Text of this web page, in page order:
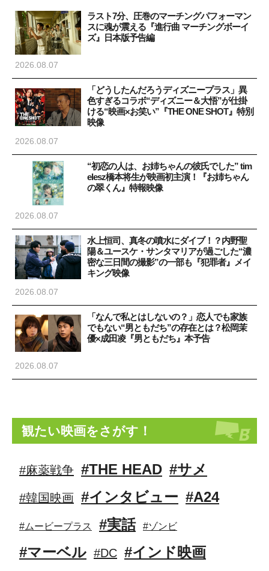
ラスト7分、圧巻のマーチングパフォーマン
スに魂が震える『進行曲 マーチングボーイ
ズ』日本版予告編
2026.08.07
「どうしたんだろうディズニープラス」異
色すぎるコラボ“ディズニー＆大悟”が仕掛
ける“映画×お笑い”『THE ONE SHOT』特別
映像
2026.08.07
“初恋の人は、お姉ちゃんの彼氏でした” tim
elesz橋本将生が映画初主演！『お姉ちゃん
の翠くん』特報映像
2026.08.07
水上恒司、真冬の噴水にダイブ！？内野聖
陽＆ユースケ・サンタマリアが過ごした“濃
密な三日間の撮影”の一部も『犯罪者』メイ
キング映像
2026.08.07
「なんで私とはしないの？」恋人でも家族
でもない“男ともだち”の存在とは？松岡茉
優×成田凌『男ともだち』本予告
2026.08.07
観たい映画をさがす！
#麻薬戦争 #THE HEAD #サメ
#韓国映画 #インタビュー #A24
#ムービープラス #実話 #ゾンビ
#マーベル #DC #インド映画